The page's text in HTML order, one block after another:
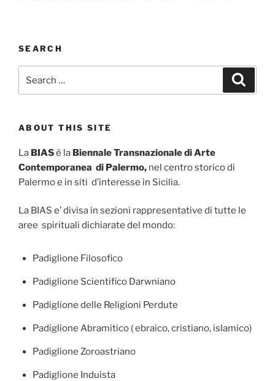
SEARCH
for:
ABOUT THIS SITE
La BIASè la Biennale Transnazionale di Arte
Contemporanea di Palermo, nel centro storico di
Palermo e in siti d’interesse in Sicilia.
La BIAS e’ divisa in sezioni rappresentative di tutte le
aree spirituali dichiarate del mondo:
Padiglione Filosofico
Padiglione Scientifico Darwniano
Padiglione delle Religioni Perdute
Padiglione Abramitico ( ebraico, cristiano, islamico)
Padiglione Zoroastriano
Padiglione Induista